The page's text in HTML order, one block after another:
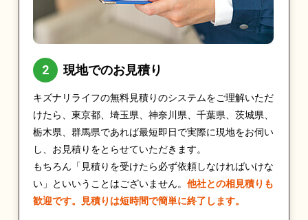
現地でのお見積り
キズナリライフの無料見積りのシステムをご理解いただ
けたら、東京都、埼玉県、神奈川県、千葉県、茨城県、
栃木県、群馬県であれば最短即日で実際に現地をお伺い
し、お見積りをとらせていただきます。
もちろん「見積りを受けたら必ず依頼しなければいけな
い」といいうことはございません。 他社との相見積りも
歓迎です。見積りは短時間で簡単に終了します。